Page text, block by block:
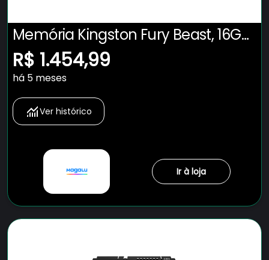
Memória Kingston Fury Beast, 16GB,
5600MHz, DDR5, CL40, Preto -
KF556C40BB-16
R$ 1.454,99
há 5 meses
Ver histórico
Ir à loja